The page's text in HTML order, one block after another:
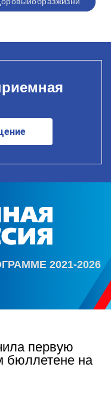
2021-2026
первую
бюллетене на